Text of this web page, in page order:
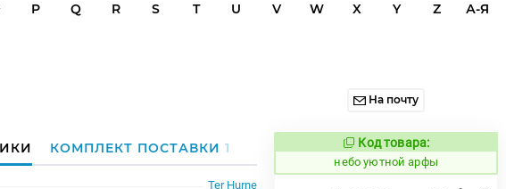
P Q R S T U V W X Y Z А-Я
На почту
КОМПЛЕКТ ПОСТАВКИ1
Ter Hurne
Код товара:
1123126 Код товара:
небо уютной арфы